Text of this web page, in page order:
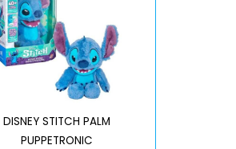
DISNEY STITCH PALM
PUPPETRONIC